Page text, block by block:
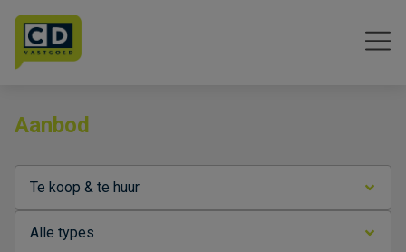
Menu overslaan en naar de inhoud gaan
Aanbod
Te koop & te huur
Alle types